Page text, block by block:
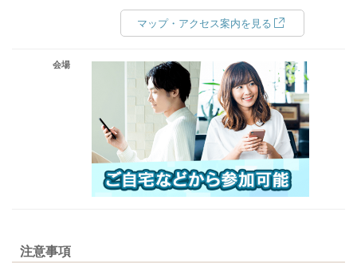
マップ・アクセス案内を見る
会場
注意事項